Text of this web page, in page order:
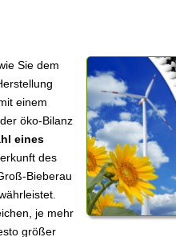
Sie dem
einem
öko-Bilanz
eines
des
Bieberau
je mehr
größer